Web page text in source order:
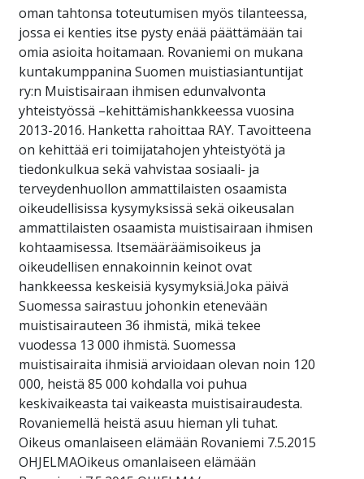
oman tahtonsa toteutumisen myös tilanteessa,
jossa ei kenties itse pysty enää päättämään tai
omia asioita hoitamaan. Rovaniemi on mukana
kuntakumppanina Suomen muistiasiantuntijat
ry:n Muistisairaan ihmisen edunvalvonta
yhteistyössä –kehittämishankkeessa vuosina
2013-2016. Hanketta rahoittaa RAY. Tavoitteena
on kehittää eri toimijatahojen yhteistyötä ja
tiedonkulkua sekä vahvistaa sosiaali- ja
terveydenhuollon ammattilaisten osaamista
oikeudellisissa kysymyksissä sekä oikeusalan
ammattilaisten osaamista muistisairaan ihmisen
kohtaamisessa. Itsemääräämisoikeus ja
oikeudellisen ennakoinnin keinot ovat
hankkeessa keskeisiä kysymyksiä.Joka päivä
Suomessa sairastuu johonkin etenevään
muistisairauteen 36 ihmistä, mikä tekee
vuodessa 13 000 ihmistä. Suomessa
muistisairaita ihmisiä arvioidaan olevan noin 120
000, heistä 85 000 kohdalla voi puhua
keskivaikeasta tai vaikeasta muistisairaudesta.
Rovaniemellä heistä asuu hieman yli tuhat.
Oikeus omanlaiseen elämään Rovaniemi 7.5.2015
OHJELMAOikeus omanlaiseen elämään